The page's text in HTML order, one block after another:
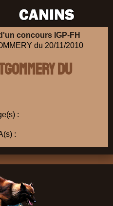
concours IGP-FH
du 20/11/2010
du
:
: